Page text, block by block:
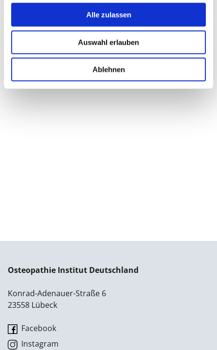
Alle zulassen
Auswahl erlauben
Ablehnen
Osteopathie Institut Deutschland
Konrad-Adenauer-Straße 6
23558 Lübeck
Facebook
Instagram